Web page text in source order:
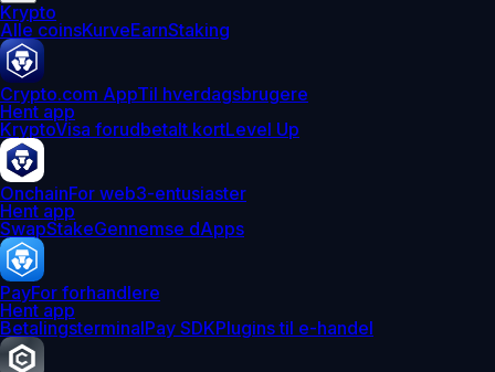
Krypto
Alle coinsKurveEarnStaking
Crypto.com AppTil hverdagsbrugere
Hent app
KryptoVisa forudbetalt kortLevel Up
OnchainFor web3-entusiaster
Hent app
SwapStakeGennemse dApps
PayFor forhandlere
Hent app
BetalingsterminalPay SDKPlugins til e-handel